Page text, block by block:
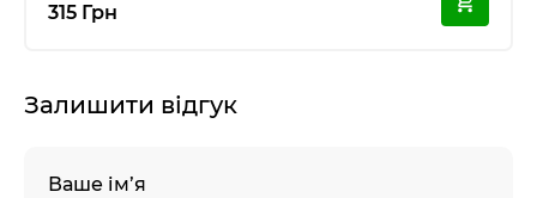
315 Грн
Залишити відгук
Ваше ім’я